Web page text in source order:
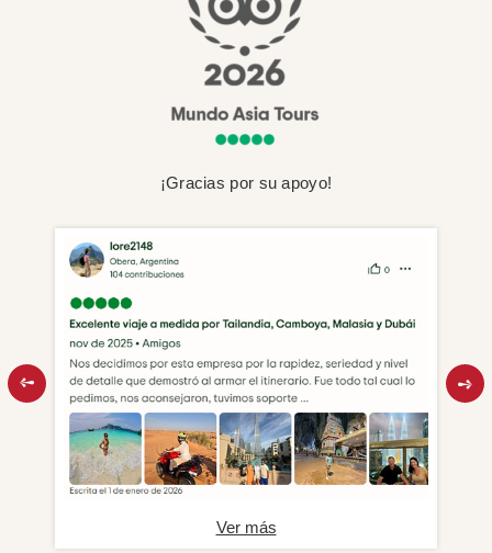
¡Gracias por su apoyo!
Ver más